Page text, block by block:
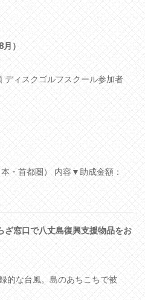
月）
ィスクゴルフスクール参加者
・首都圏） 内容▼助成金額：
ざ窓口で八丈島復興支援物品をお
的な台風。島のあちこちで被